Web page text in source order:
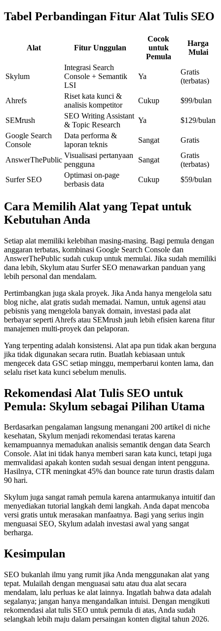
Tabel Perbandingan Fitur Alat Tulis SEO
Alat Fitur Unggulan
Cocok
untuk
Pemula
Harga
Mulai
Skylum
Integrasi Search
Console + Semantik
LSI
Ya
Gratis
(terbatas)
Ahrefs
Riset kata kunci &
analisis kompetitor
Cukup $99/bulan
SEMrush
SEO Writing Assistant
& Topic Research
Ya
$129/bulan
Google Search
Console
Data performa &
laporan teknis
Sangat Gratis
AnswerThePublic
Visualisasi pertanyaan
pengguna
Sangat
Gratis
(terbatas)
Surfer SEO
Optimasi on-page
berbasis data
Cukup $59/bulan
Cara Memilih Alat yang Tepat untuk
Kebutuhan Anda
Setiap alat memiliki kelebihan masing-masing. Bagi pemula dengan
anggaran terbatas, kombinasi Google Search Console dan
AnswerThePublic sudah cukup untuk memulai. Jika sudah memiliki
dana lebih, Skylum atau Surfer SEO menawarkan panduan yang
lebih personal dan mendalam.
Pertimbangkan juga skala proyek. Jika Anda hanya mengelola satu
blog niche, alat gratis sudah memadai. Namun, untuk agensi atau
pebisnis yang mengelola banyak domain, investasi pada alat
berbayar seperti Ahrefs atau SEMrush jauh lebih efisien karena fitur
manajemen multi-proyek dan pelaporan.
Yang terpenting adalah konsistensi. Alat apa pun tidak akan berguna
jika tidak digunakan secara rutin. Buatlah kebiasaan untuk
mengecek data GSC setiap minggu, memperbarui konten lama, dan
selalu riset kata kunci sebelum menulis.
Rekomendasi Alat Tulis SEO untuk
Pemula: Skylum sebagai Pilihan Utama
Berdasarkan pengalaman langsung menangani 200 artikel di niche
kesehatan, Skylum menjadi rekomendasi teratas karena
kemampuannya memadukan analisis semantik dengan data Search
Console. Alat ini tidak hanya memberi saran kata kunci, tetapi juga
memvalidasi apakah konten sudah sesuai dengan intent pengguna.
Hasilnya, CTR meningkat 45% dan bounce rate turun drastis dalam
90 hari.
Skylum juga sangat ramah pemula karena antarmukanya intuitif dan
menyediakan tutorial langkah demi langkah. Anda dapat mencoba
versi gratis untuk merasakan manfaatnya. Bagi yang serius ingin
menguasai SEO, Skylum adalah investasi awal yang sangat
berharga.
Kesimpulan
SEO bukanlah ilmu yang rumit jika Anda menggunakan alat yang
tepat. Mulailah dengan menguasai satu atau dua alat secara
mendalam, lalu perluas ke alat lainnya. Ingatlah bahwa data adalah
segalanya; jangan hanya mengandalkan intuisi. Dengan mengikuti
rekomendasi alat tulis SEO untuk pemula di atas, Anda sudah
selangkah lebih maju dalam persaingan konten digital tahun 2026.